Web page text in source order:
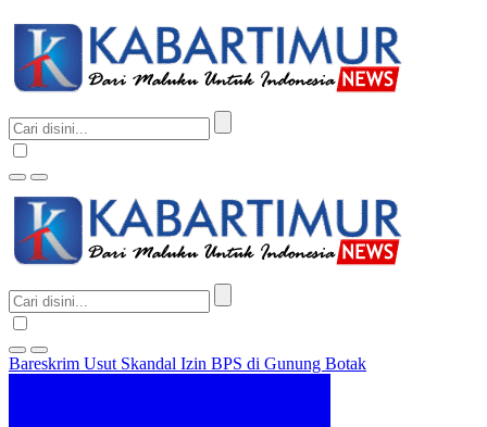
Bareskrim Usut Skandal Izin BPS di Gunung Botak